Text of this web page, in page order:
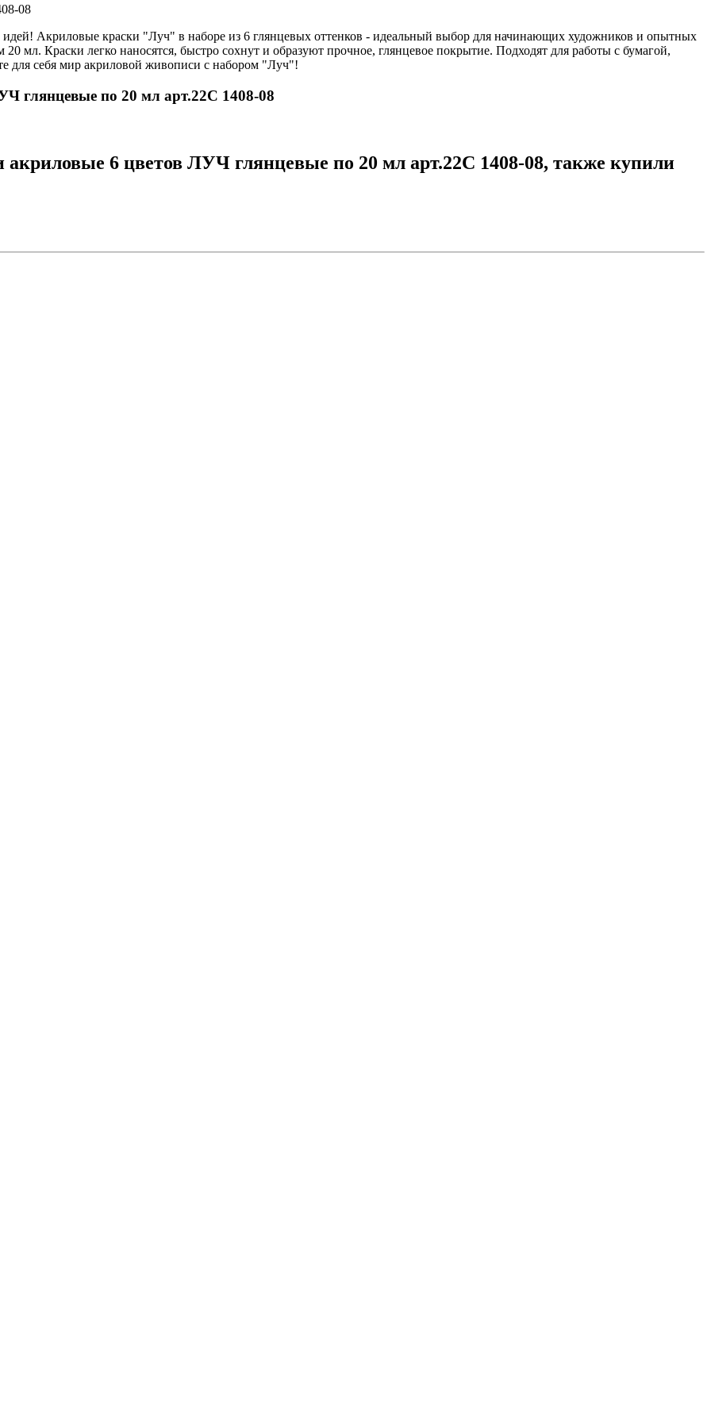
08
Акриловые краски "Луч" в наборе из 6 глянцевых оттенков - идеальный выбор для начинающих художников и опытных
мл. Краски легко наносятся, быстро сохнут и образуют прочное, глянцевое покрытие. Подходят для работы с бумагой,
для себя мир акриловой живописи с набором "Луч"!
глянцевые по 20 мл арт.22С 1408-08
6 цветов ЛУЧ глянцевые по 20 мл арт.22С 1408-08, также купили